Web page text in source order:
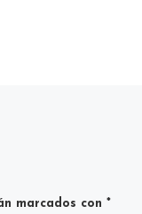
marcados con*